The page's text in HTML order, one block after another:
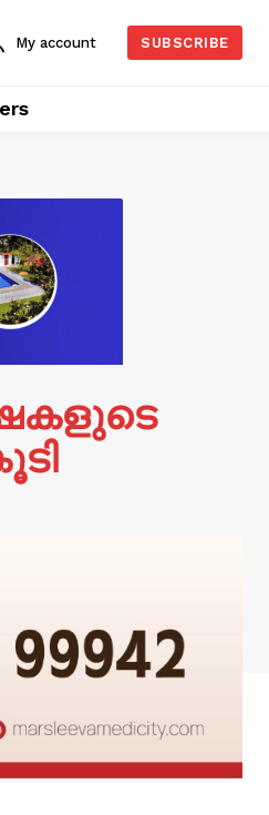
My account SUBSCRIBE